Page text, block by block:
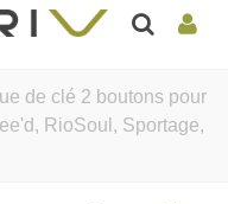
de clé 2 boutons pour
RioSoul, Sportage,